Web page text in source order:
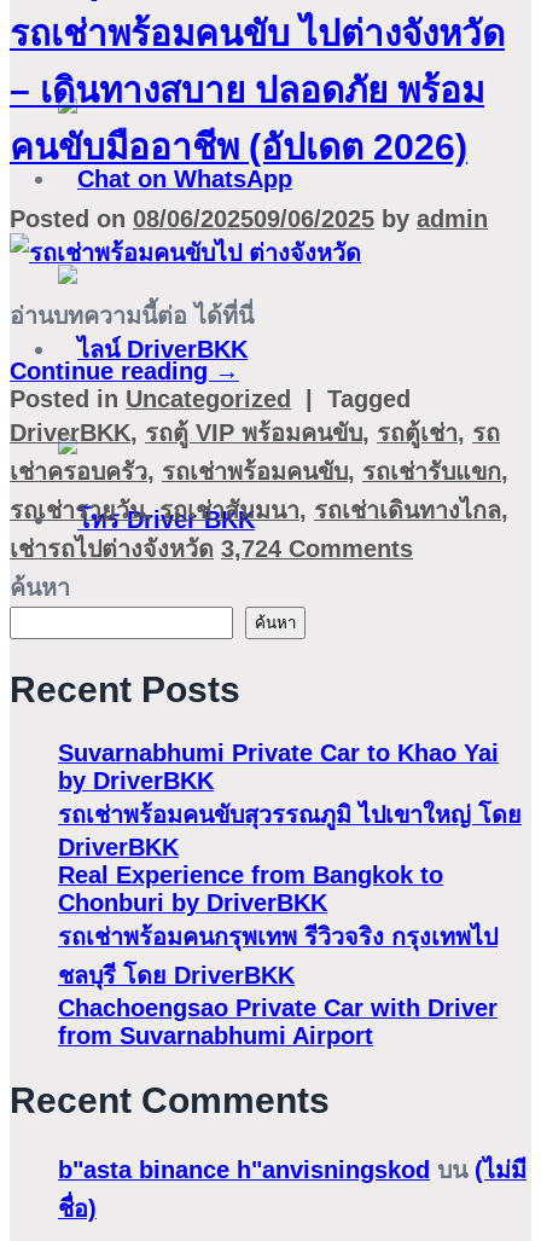
รถเช่าพร้อมคนขับ ไปต่างจังหวัด
– เดินทางสบาย ปลอดภัย พร้อม
คนขับมืออาชีพ (อัปเดต 2026)
Posted on 08/06/202509/06/2025 by admin
อ่านบทความนี้ต่อ ได้ที่นี่
Continue reading →
Posted in Uncategorized
Tagged
DriverBKK, รถตู้ VIP พร้อมคนขับ, รถตู้เช่า, รถ
เช่าครอบครัว, รถเช่าพร้อมคนขับ, รถเช่ารับแขก,
รถเช่ารายวัน,รถเช่าสัมมนา, รถเช่าเดินทางไกล,
เช่ารถไปต่างจังหวัด 3,724 Comments
ค้นหา
ค้นหา
Recent Posts
Suvarnabhumi Private Car to Khao Yai
by DriverBKK
รถเช่าพร้อมคนขับสุวรรณภูมิ ไปเขาใหญ่ โดย
DriverBKK
Real Experience from Bangkok to
Chonburi by DriverBKK
รถเช่าพร้อมคนกรุพเทพ รีวิวจริง กรุงเทพไป
ชลบุรี โดย DriverBKK
Chachoengsao Private Car with Driver
from Suvarnabhumi Airport
Recent Comments
b"asta binance h"anvisningskod บน (ไม่มี
ชื่อ)